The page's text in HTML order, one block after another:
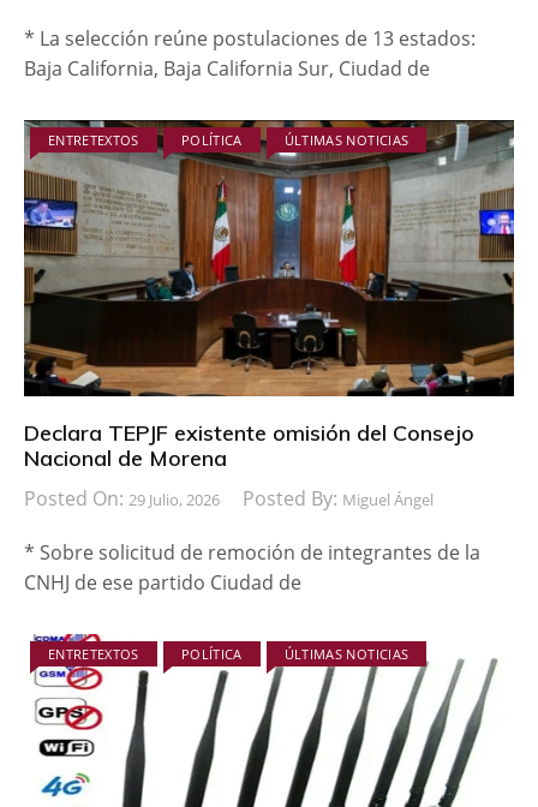
* La selección reúne postulaciones de 13 estados:
Baja California, Baja California Sur, Ciudad de
ENTRETEXTOS POLÍTICA ÚLTIMAS NOTICIAS
Declara TEPJF existente omisión del Consejo
Nacional de Morena
Posted On: 29 Julio, 2026 Posted By: Miguel Ángel
* Sobre solicitud de remoción de integrantes de la
CNHJ de ese partido Ciudad de
ENTRETEXTOS POLÍTICA ÚLTIMAS NOTICIAS